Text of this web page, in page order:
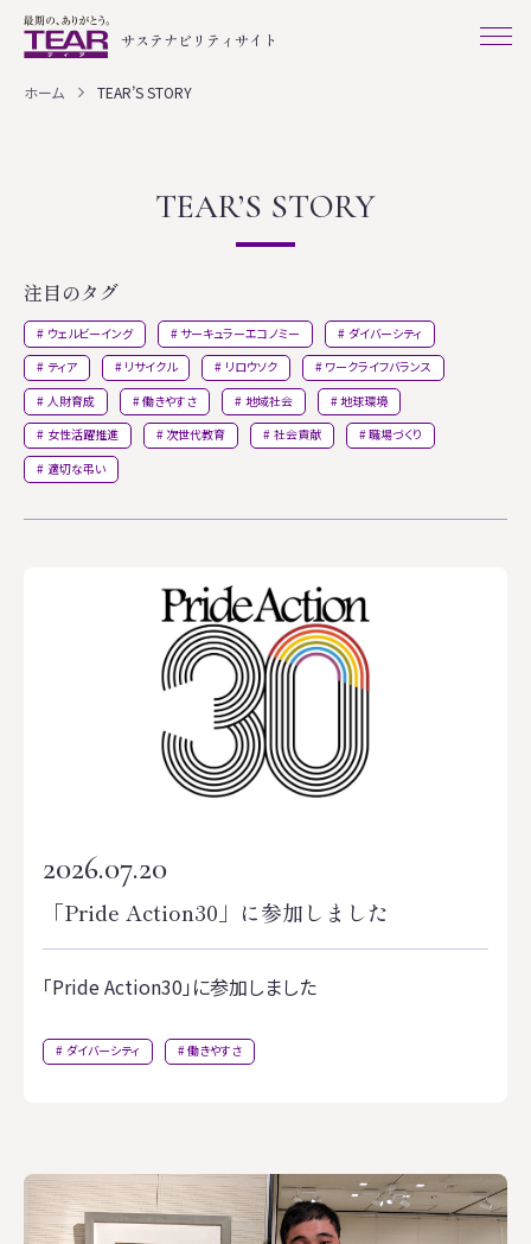
サステナビリティサイト
ホーム TEAR’S STORY
TEAR’S STORY
注目のタグ
ウェルビーイング サーキュラーエコノミー
ダイバーシティ
ティア
リサイクル リロウソク
ワークライフバランス
人財育成
働きやすさ 地域社会
地球環境
女性活躍推進
次世代教育 社会貢献
職場づくり
適切な弔い
2026.07.20
「Pride Action30」に参加しました
「Pride Action30」に参加しました
ダイバーシティ 働きやすさ